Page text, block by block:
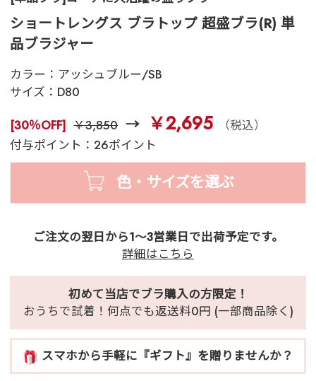
ショートレングス ブラトップ 超盛ブラ(R) 単
品ブラジャー
カラー： アッシュブルー/SB
サイズ： D80
[30％OFF] ￥3,850 ￥2,695
（税込）
付与ポイント：26ポイント
色・サイズを選ぶ
ご注文の翌日から1～3営業日で出荷予定です。
詳細はこちら
初めて当店でブラ購入の方限定！
おうちで試着！何点でも返送料0円 (一部商品除く)
スマホから手軽に『ギフト』を贈りませんか？